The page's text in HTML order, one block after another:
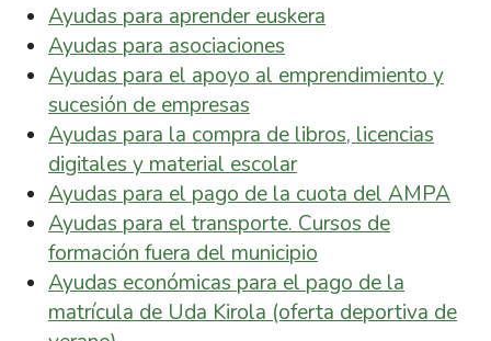
Ayudas para aprender euskera
Ayudas para asociaciones
Ayudas para el apoyo al emprendimiento y
sucesión de empresas
Ayudas para la compra de libros, licencias
digitales y material escolar
Ayudas para el pago de la cuota del AMPA
Ayudas para el transporte. Cursos de
formación fuera del municipio
Ayudas económicas para el pago de la
matrícula de Uda Kirola (oferta deportiva de